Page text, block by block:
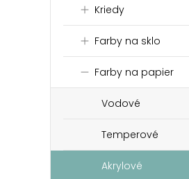
Kriedy
Farby na sklo
Farby na papier
Vodové
Temperové
Akrylové